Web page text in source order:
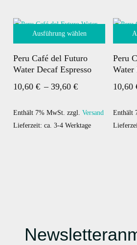
Ausführung wählen
Produkt
weist
mehrere
auf.
Die
Peru Café del Futuro
Water Decaf Espresso
10,60 € – 39,60 € Preisspanne:
bis
39,60 €
Enthält 7% MwSt. zzgl. Versand
Lieferzeit: ca. 3-4 Werktage
Produkt
weist
mehrere
auf.
Die
Peru
Water
10,60
Enthält